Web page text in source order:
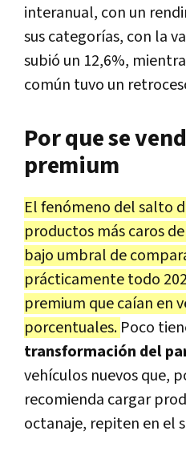
interanual, con un
sus categorías, con la
subió un 12,6%,
común tuvo un
Por que se
premium
El fenómeno del salto
productos más caros
bajo umbral de
prácticamente todo
premium que caían en
porcentuales. Poco
transformación del
vehículos nuevos que,
recomienda cargar
octanaje, repiten en el